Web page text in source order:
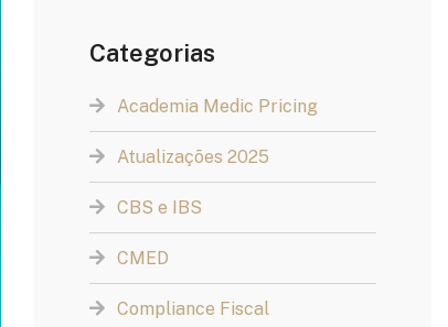
Categorias
Academia Medic Pricing
Atualizações 2025
CBS e IBS
CMED
Compliance Fiscal